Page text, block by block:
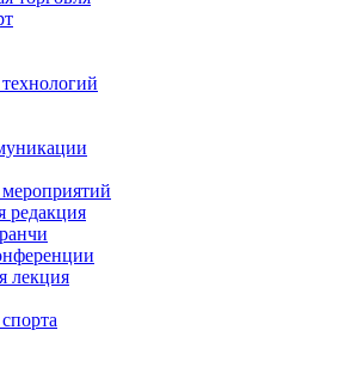
редакция
лекция